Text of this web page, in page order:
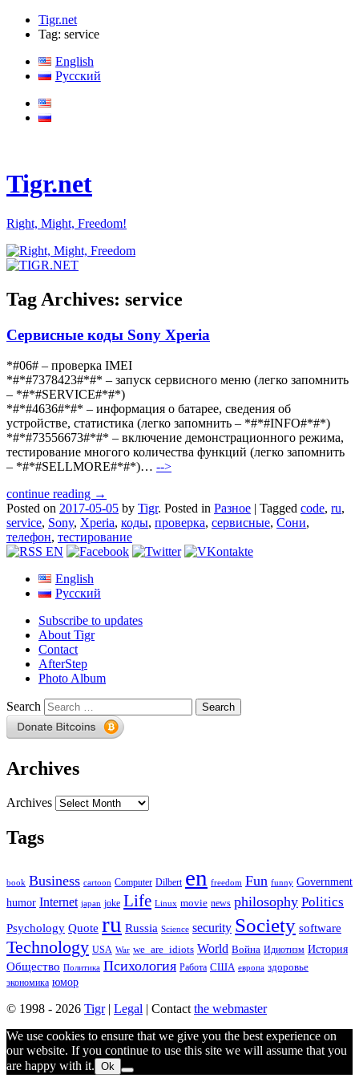
Tigr.net
Tag: service
English
Русский
Tigr.net
Right, Might, Freedom!
Tag Archives: service
Сервисные коды Sony Xperia
*#06# – проверка IMEI
*#*#7378423#*#* – запуск сервисного меню (легко запомнить
– *#*#SERVICE#*#*)
*#*#4636#*#* – информация о батарее, сведения об
устройстве, статистика (легко запомнить – *#*#INFO#*#*)
*#*#73556673#*#* – включение демонстрационного режима,
тестирование многого количества функций (легко запомнить
– *#*#SELLMORE#*#*)… -->
continue reading →
Posted on 2017-05-05 by Tigr. Posted in Разное | Tagged code, ru,
service, Sony, Xperia, коды, проверка, сервисные, Сони,
телефон, тестирование
English
Русский
Subscribe to updates
About Tigr
Contact
AfterStep
Photo Album
Search
Archives
Archives
Tags
book Business cartoon Computer Dilbert en freedom Fun funny Government
humor Internet japan joke Life Linux movie news philosophy Politics
Psychology Quote ru Russia Science security Society software
Technology USA War we_are_idiots World Война Идиотизм История
Общество Политика Психология Работа США европа здоровье
экономика юмор
© 1998 - 2026 Tigr| Legal | Contact the webmaster
We use cookies to ensure that we give you the best experience on
our website. If you continue to use this site we will assume that you
are happy with it. Ok